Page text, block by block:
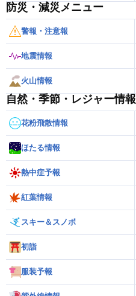
防災・減災メニュー
警報・注意報
地震情報
火山情報
自然・季節・レジャー情報
花粉飛散情報
ほたる情報
熱中症予報
紅葉情報
スキー＆スノボ
初詣
服装予報